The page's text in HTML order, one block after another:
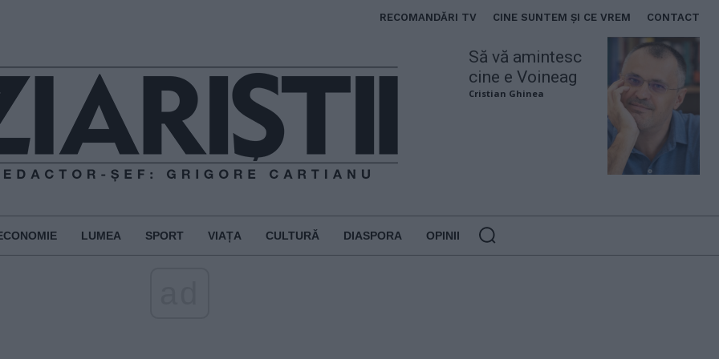
RECOMANDĂRI TV CINE SUNTEM ȘI CE VREM CONTACT
Să vă amintesc
cine e Voineag
Cristian Ghinea
LUMEA SPORT VIAȚA CULTURĂ DIASPORA OPINII